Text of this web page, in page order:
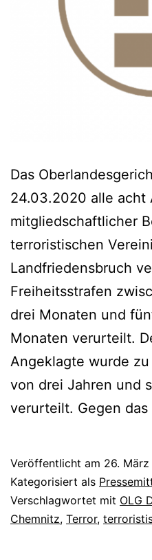
Das
24.03.2020 alle acht
mitgliedschaftlicher
terroristischen
Landfriedensbruch
Freiheitsstrafen
drei Monaten und
Monaten verurteilt.
Angeklagte wurde
von drei Jahren und
verurteilt. Gegen
Veröffentlicht am 26.
Kategorisiert als
Verschlagwortet mit OLG
Chemnitz, Terror,